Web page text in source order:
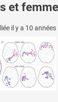
et
il y a 10 années